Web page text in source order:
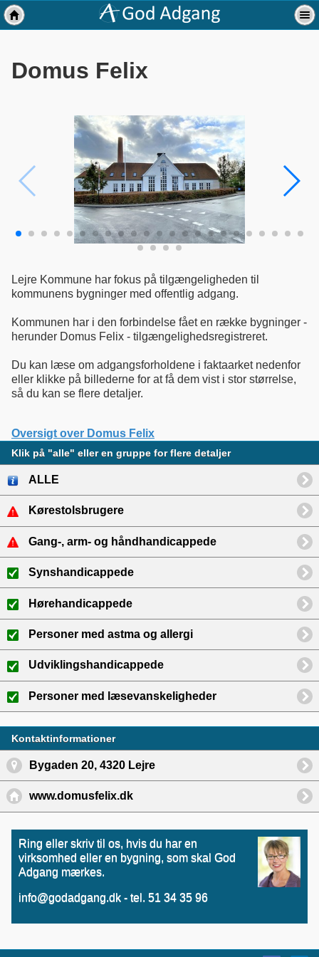
Domus Felix
Lejre Kommune har fokus på tilgængeligheden til
kommunens bygninger med offentlig adgang.
Kommunen har i den forbindelse fået en række bygninger -
herunder Domus Felix - tilgængelighedsregistreret.
Du kan læse om adgangsforholdene i faktaarket nedenfor
eller klikke på billederne for at få dem vist i stor størrelse,
så du kan se flere detaljer.
Oversigt over Domus Felix
Klik på "alle" eller en gruppe for flere detaljer
ALLE
Kørestolsbrugere
Gang-, arm- og håndhandicappede
Synshandicappede
Hørehandicappede
Personer med astma og allergi
Udviklingshandicappede
Personer med læsevanskeligheder
Kontaktinformationer
Bygaden 20, 4320 Lejre
www.domusfelix.dk
Ring eller skriv til os, hvis du har en
virksomhed eller en bygning, som skal God
Adgang mærkes.
info@godadgang.dk - tel. 51 34 35 96